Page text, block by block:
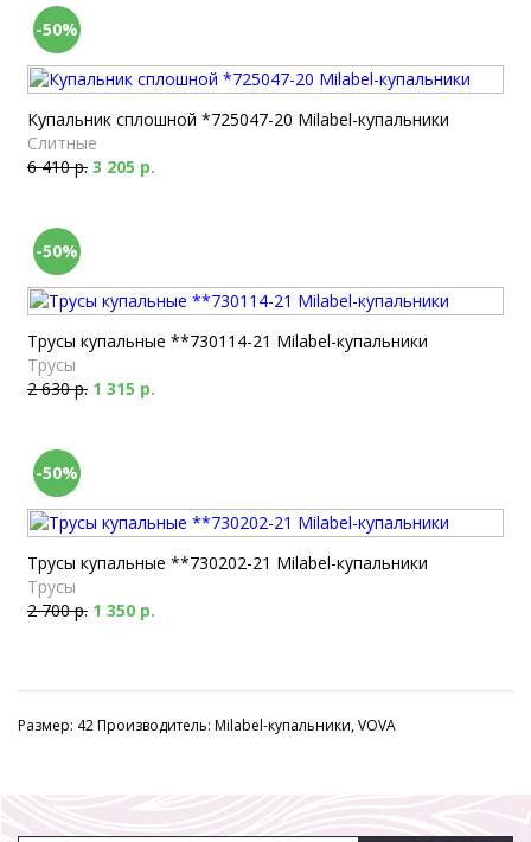
-50%
Купальник сплошной *725047-20 Milabel-купальники
Слитные
6 410 р. 3 205 р.
-50%
Трусы купальные **730114-21 Milabel-купальники
Трусы
2 630 р. 1 315 р.
-50%
Трусы купальные **730202-21 Milabel-купальники
Трусы
2 700 р. 1 350 р.
Размер: 42 Производитель: Milabel-купальники, VOVA